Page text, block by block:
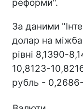
реформи".
За даними
долар на
рівні 8,1390-
10,8123-
рубль -